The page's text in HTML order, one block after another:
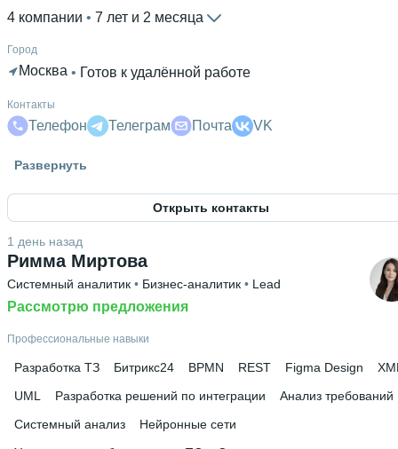
4 компании 7 лет и 2 месяца
Город
Москва • Готов к удалённой работе
Контакты
Телефон Телеграм Почта VK
технологий •
Развернуть
Открыть контакты
Римма Миртова
1 день назад
Системный аналитик • Бизнес-аналитик • Lead
Рассмотрю предложения
Профессиональные навыки
Разработка ТЗ Битрикс24 BPMN REST Figma Design
UML
Разработка решений по интеграции
Анализ требований
Системный анализ
Нейронные сети